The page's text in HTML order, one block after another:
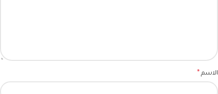
الاسم *